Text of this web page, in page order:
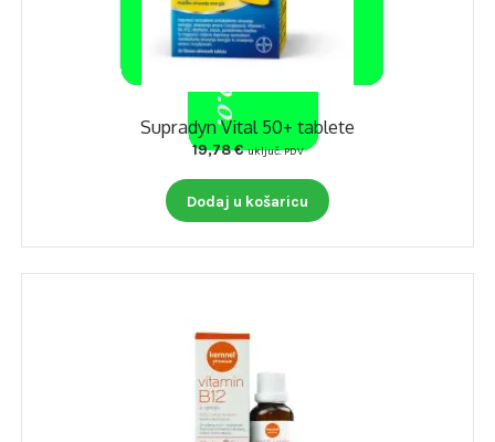
Supradyn Vital 50+ tablete
19,78€ uključ. PDV
Dodaj u košaricu